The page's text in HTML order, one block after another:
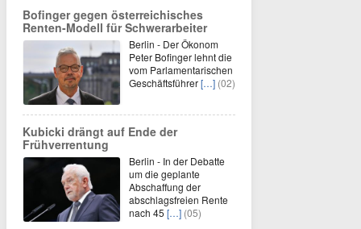
Bofinger gegen österreichisches
Renten-Modell für Schwerarbeiter
Berlin - Der Ökonom
Peter Bofinger lehnt die
vom Parlamentarischen
Geschäftsführer[…] (02)
Kubicki drängt auf Ende der
Frühverrentung
Berlin - In der Debatte
um die geplante
Abschaffung der
abschlagsfreien Rente
nach 45 […] (05)